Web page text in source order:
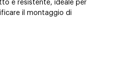
e resistente, ideale per
il montaggio di